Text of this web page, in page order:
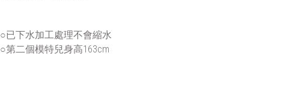
○已下水加工處理不會縮水
○第二個模特兒身高163cm